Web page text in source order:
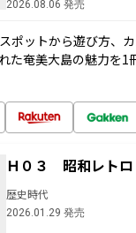
2026.08.06 発売
ポットから遊び方、
た奄美大島の魅力を1
Ｈ０３ 昭和レトロ
歴史時代
2026.01.29 発売